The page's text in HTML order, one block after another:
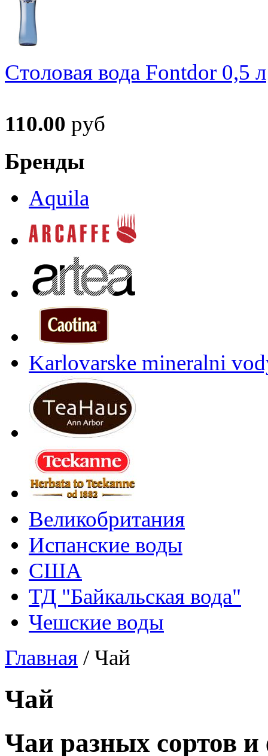
Столовая вода Fontdor 0,5 л
110.00 руб
Бренды
Aquila
Karlovarske mineralni
Великобритания
Испанские воды
США
ТД "Байкальская вода"
Чешские воды
Главная /Чай
Чай
Чаи разных сортов и